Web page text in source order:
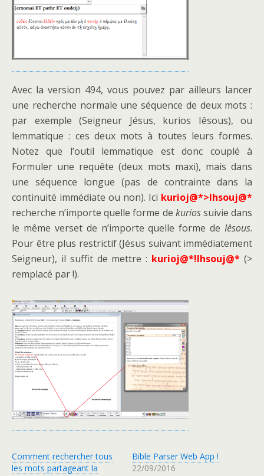
Avec la version 494, vous pouvez par ailleurs lancer
une recherche normale une séquence de deux mots :
par exemple (Seigneur Jésus, kurios Iêsous), ou
lemmatique : ces deux mots à toutes leurs formes.
Notez que l’outil lemmatique est donc couplé à
Formuler une requête (deux mots maxi), mais dans
une séquence longue (pas de contrainte dans la
continuité immédiate ou non). Ici kurioj@*>Ihsouj@*
recherche n’importe quelle forme de kuriossuivie dans
le même verset de n’importe quelle forme de Iêsous.
Pour être plus restrictif (Jésus suivant immédiatement
Seigneur), il suffit de mettre : kurioj@*!Ihsouj@*(>
remplacé par !).
Comment rechercher tous
les mots partageant la
Bible Parser Web App !
22/09/2016